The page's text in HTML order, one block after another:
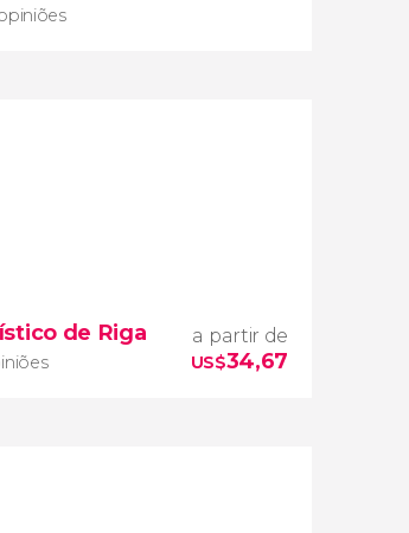
de Riga a partir de
US$34,67